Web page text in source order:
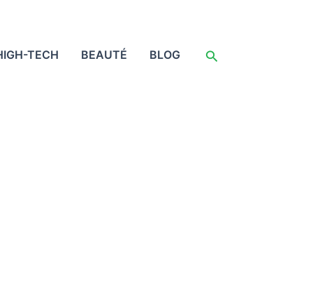
TECH BEAUTÉ BLOG Rechercher